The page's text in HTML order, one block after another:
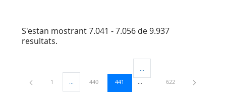
S'estan mostrant 7.041 - 7.056 de 9.937
resultats.
Pàgina
1 ...Pàgines intermèdies Utilitzeu TAB per navegar.
Pàgina
440 Pàgina
441
Pàgines intermèdies Utilitzeu
Pàgina
622